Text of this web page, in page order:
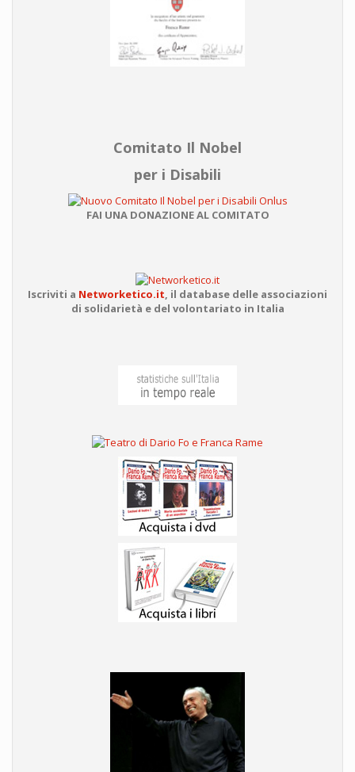
Comitato Il Nobel
per i Disabili
FAI UNA DONAZIONE AL COMITATO
Iscriviti a Networketico.it, il database delle associazioni
di solidarietà e del volontariato in Italia